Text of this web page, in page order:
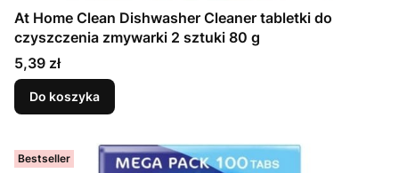
At Home Clean Dishwasher Cleaner tabletki do
czyszczenia zmywarki 2 sztuki 80 g
Cena
5,39 zł
Do koszyka
Bestseller